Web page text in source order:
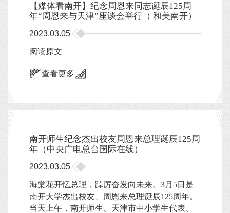
【媒体看南开】纪念周恩来同志诞辰125周
年“周恩来与天津”座谈会举行（ 和美南开）
2023.03.05
阅读原文
查看更多
南开师生纪念杰出校友周恩来总理诞辰125周
年（中央广电总台国际在线）
2023.03.05
海棠花开忆总理，踔厉奋发向未来。3月5日是
南开大学杰出校友、周恩来总理诞辰125周年。
当天上午，南开师生、天津市中小学生代表、